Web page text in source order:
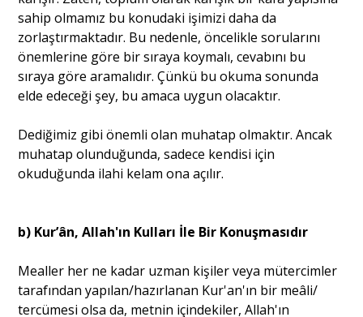
sahip olmamız bu konudaki işimizi daha da
zorlaştırmaktadır. Bu nedenle, öncelikle sorularını
önemlerine göre bir sıraya koymalı, cevabını bu
sıraya göre aramalıdır. Çünkü bu okuma sonunda
elde edeceği şey, bu amaca uygun olacaktır.
Dediğimiz gibi önemli olan muhatap olmaktır. Ancak
muhatap olunduğunda, sadece kendisi için
okuduğunda ilahi kelam ona açılır.
b) Kur’ân, Allah'ın Kulları İle Bir Konuşmasıdır
Mealler her ne kadar uzman kişiler veya mütercimler
tarafından yapılan/hazırlanan Kur'an'ın bir meâli/
tercümesi olsa da, metnin içindekiler, Allah'ın